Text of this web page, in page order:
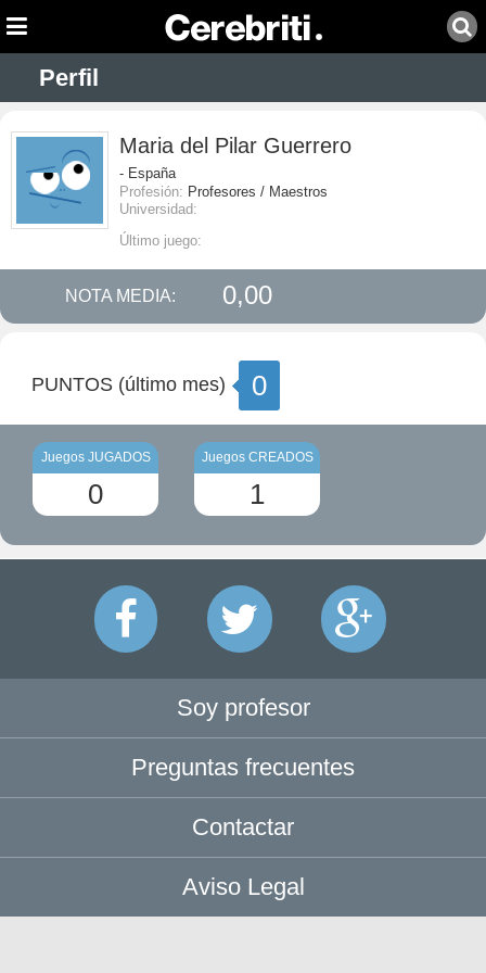
Perfil
Maria del Pilar Guerrero
- España
Profesión: Profesores / Maestros
Universidad:
Último juego:
NOTA MEDIA: 0,00
PUNTOS (último mes) 0
Juegos JUGADOS
0
Juegos CREADOS
1
Soy profesor
Preguntas frecuentes
Contactar
Aviso Legal